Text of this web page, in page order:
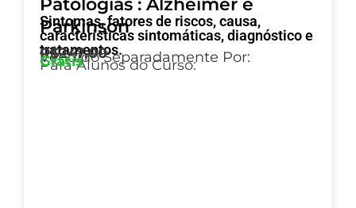
Patologias : Alzheimer e
Parkinson
Sintomas, fatores de riscos, causa,
características sintomáticas, diagnóstico e
tratamentos.
Vendido Separadamente Por:
R$247,00
Para Alunos do Curso:
Grátis